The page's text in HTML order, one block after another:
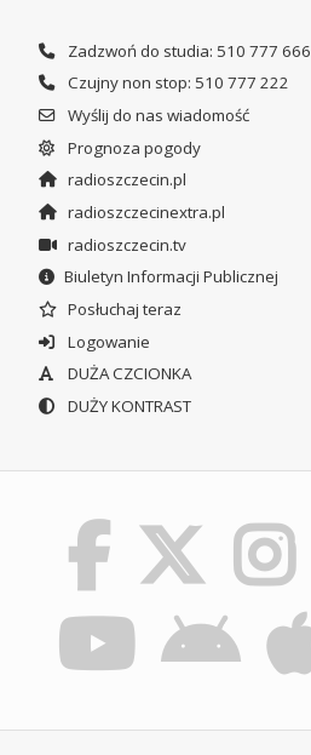
Zadzwoń do studia: 510 777 666
Czujny non stop: 510 777 222
Wyślij do nas wiadomość
Prognoza pogody
radioszczecin.pl
radioszczecinextra.pl
radioszczecin.tv
Biuletyn Informacji Publicznej
Posłuchaj teraz
Logowanie
DUŻA CZCIONKA
DUŻY KONTRAST